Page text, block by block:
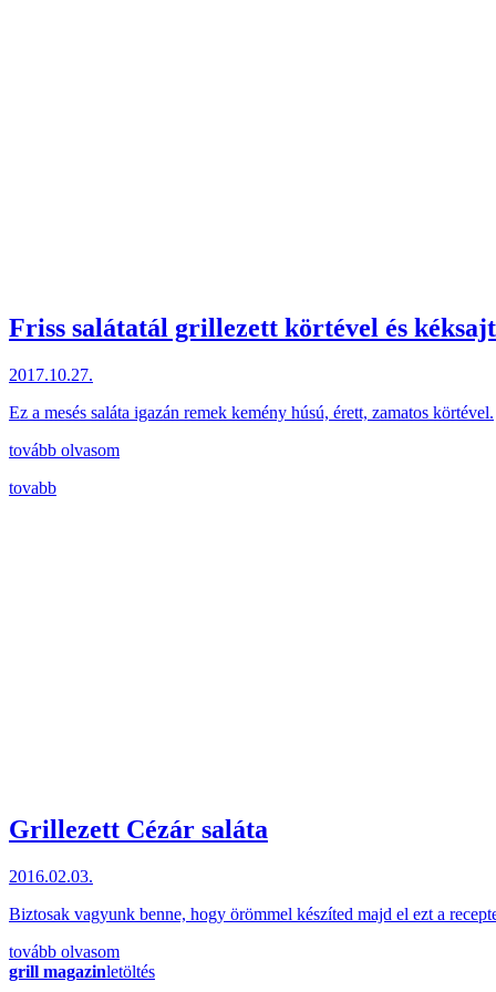
Friss salátatál grillezett körtével és
2017.10.27.
Ez a mesés saláta igazán remek kemény húsú, érett, zamatos körtével.
tovább olvasom
tovabb
Grillezett Cézár saláta
2016.02.03.
Biztosak vagyunk benne, hogy örömmel készíted majd el ezt a
tovább olvasom
grill magazinletöltés